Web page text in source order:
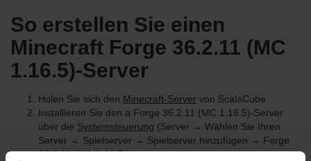
So erstellen Sie einen
Minecraft Forge 36.2.11 (MC
1.16.5)-Server
Holen Sie sich den Minecraft-Server von ScalaCube
Installieren Sie den a Forge 36.2.11 (MC 1.16.5)-Server
über die Systemsteuerung (Server → Wählen Sie Ihren
Server → Spielserver → Spielserver hinzufügen → Forge
36.2.11 (MC 1.16.5))